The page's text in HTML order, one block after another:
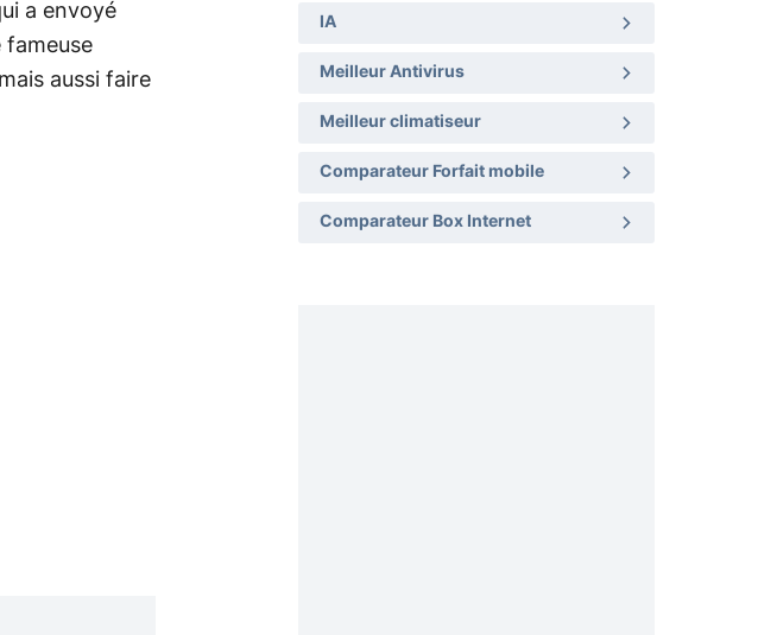
a envoyé
fameuse
aussi faire
IA
Meilleur Antivirus
Meilleur climatiseur
Comparateur Forfait mobile
Comparateur Box Internet